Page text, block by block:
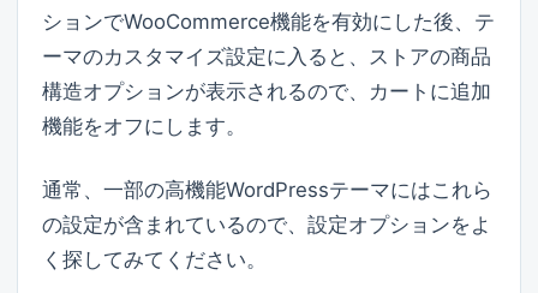
ションでWooCommerce機能を有効にした後、テ
ーマのカスタマイズ設定に入ると、ストアの商品
構造オプションが表示されるので、カートに追加
機能をオフにします。
通常、一部の高機能WordPressテーマにはこれら
の設定が含まれているので、設定オプションをよ
く探してみてください。